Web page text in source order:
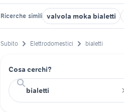
Ricerche simili valvola moka bialetti
Subito Elettrodomestici bialetti
Cosa cerchi?